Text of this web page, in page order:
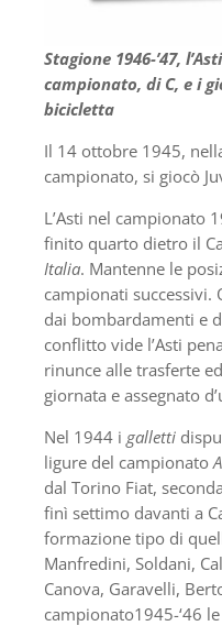
Stagione 1946-’47,
campionato, di C, e i
bicicletta
Il 14 ottobre 1945,
campionato, si giocò
L’Asti nel campionato
finito quarto dietro il
Italia. Mantenne le
campionati successivi.
dai bombardamenti e
conflitto vide l’Asti
rinunce alle trasferte
giornata e assegnato
Nel 1944 i galletti
ligure del campionato
dal Torino Fiat,
finì settimo davanti a
formazione tipo di
Manfredini, Soldani,
Canova, Garavelli,
campionato1945-‘46